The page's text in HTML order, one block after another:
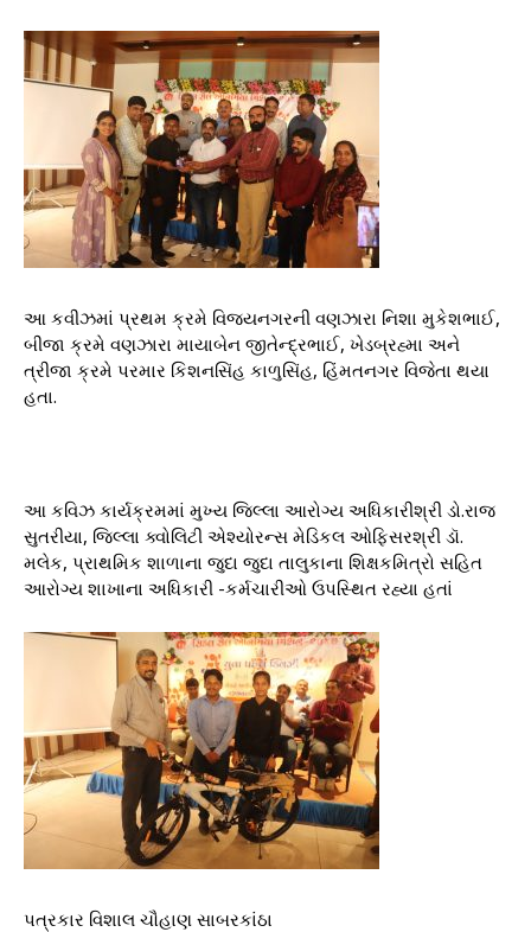
આ કવીઝમાં પ્રથમ ક્રમે વિજયનગરની વણઝારા નિશા મુકેશભાઈ,
બીજા ક્રમે વણઝારા માયાબેન જીતેન્દ્રભાઈ, ખેડબ્રહ્મા અને
ત્રીજા ક્રમે પરમાર કિશનસિંહ કાળુસિંહ, હિંમતનગર વિજેતા થયા
હતા.
આ કવિઝ કાર્યક્રમમાં મુખ્ય જિલ્લા આરોગ્ય અધિકારીશ્રી ડો.રાજ
સુતરીયા, જિલ્લા ક્વોલિટી એશ્યોરન્સ મેડિકલ ઓફિસરશ્રી ડૉ.
મલેક, પ્રાથમિક શાળાના જુદા જુદા તાલુકાના શિક્ષકમિત્રો સહિત
આરોગ્ય શાખાના અધિકારી -કર્મચારીઓ ઉપસ્થિત રહ્યા હતાં
પત્રકાર વિશાલ ચૌહાણ સાબરકાંઠા